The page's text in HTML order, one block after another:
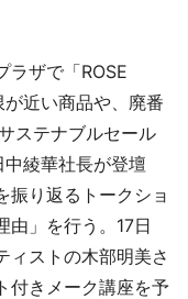
ザで「ROSE
近い商品や、廃番
ステナブルセール
綾華社長が登壇
振り返るトークショ
由」を行う。17日
ィストの木部明美さ
付きメーク講座を予